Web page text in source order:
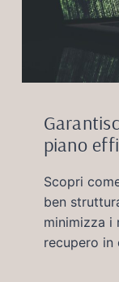
piano
Scopri
ben
minimizza i
recupero in